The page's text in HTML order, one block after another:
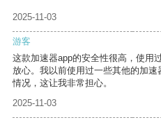
2025-11-03
游客
这款加速器app的安全性很高，使用
放心。我以前使用过一些其他的加
情况，这让我非常担心。
2025-11-03